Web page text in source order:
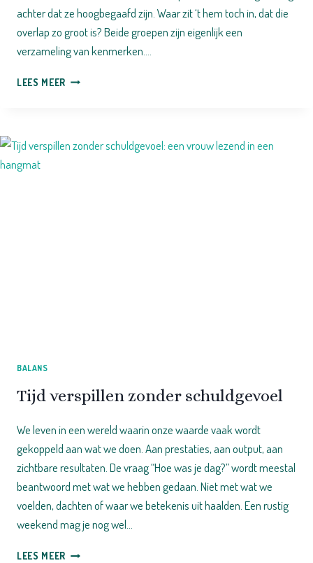
achter dat ze hoogbegaafd zijn. Waar zit ‘t hem toch in, dat die
overlap zo groot is? Beide groepen zijn eigenlijk een
verzameling van kenmerken….
LEES MEER DE
MULTIPASSIONALITEIT
BALANS
Tijd verspillen zonder schuldgevoel
We leven in een wereld waarin onze waarde vaak wordt
gekoppeld aan wat we doen. Aan prestaties, aan output, aan
zichtbare resultaten. De vraag “Hoe was je dag?” wordt meestal
beantwoord met wat we hebben gedaan. Niet met wat we
voelden, dachten of waar we betekenis uit haalden. Een rustig
weekend mag je nog wel…
LEES MEER TIJD